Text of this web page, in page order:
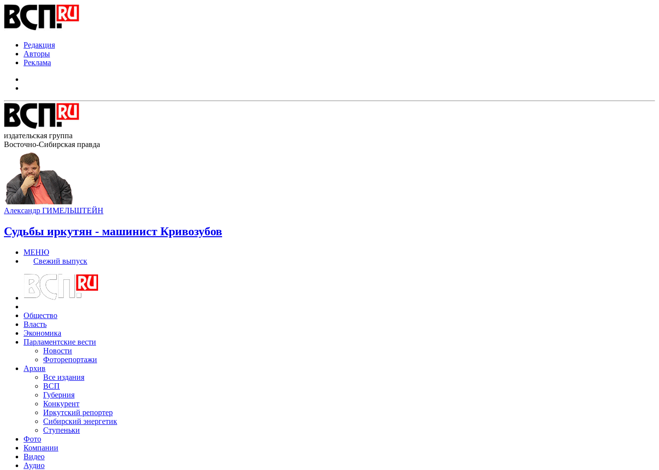
Редакция
Авторы
Реклама
издательская группа
Восточно-Сибирская правда
Александр ГИМЕЛЬШТЕЙН
Судьбы иркутян - машинист Кривозубов
МЕНЮ
Свежий выпуск
Общество
Власть
Экономика
Парламентские вести
Новости
Фоторепортажи
Архив
Все издания
ВСП
Губерния
Конкурент
Иркутский репортер
Сибирский энергетик
Ступеньки
Фото
Компании
Видео
Аудио